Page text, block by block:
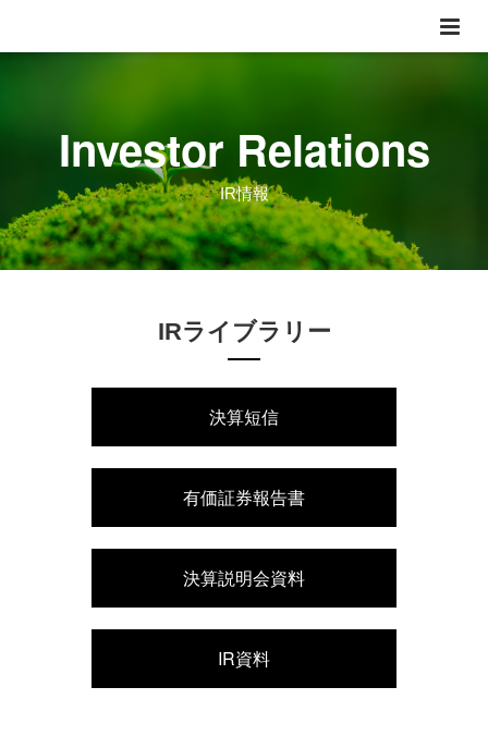
Investor Relations
IR情報
IRライブラリー
決算短信
有価証券報告書
決算説明会資料
IR資料